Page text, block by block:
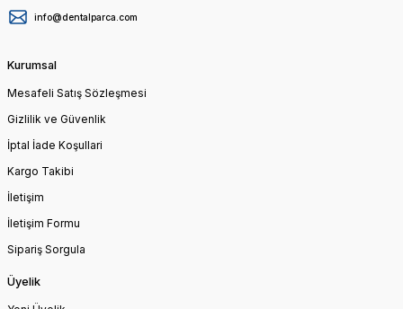
info@dentalparca.com
Kurumsal
Mesafeli Satış Sözleşmesi
Gizlilik ve Güvenlik
İptal İade Koşullari
Kargo Takibi
İletişim
İletişim Formu
Sipariş Sorgula
Üyelik